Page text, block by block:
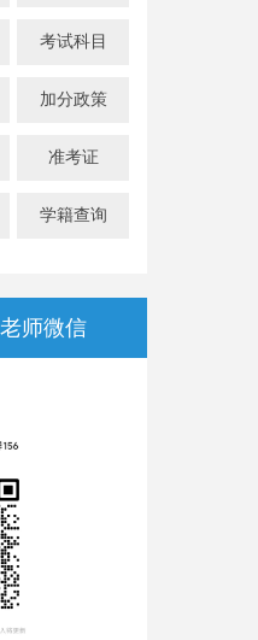
考试科目
加分政策
准考证
学籍查询
师微信